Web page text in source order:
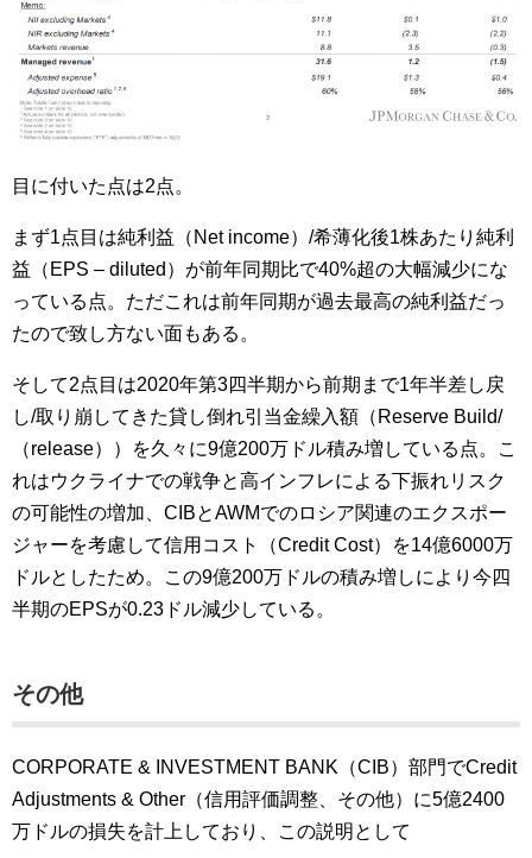
目に付いた点は2点。
まず1点目は純利益（Net income）/希薄化後1株あたり純利
益（EPS – diluted）が前年同期比で40%超の大幅減少にな
っている点。ただこれは前年同期が過去最高の純利益だっ
たので致し方ない面もある。
そして2点目は2020年第3四半期から前期まで1年半差し戻
し/取り崩してきた貸し倒れ引当金繰入額（Reserve Build/
（release））を久々に9億200万ドル積み増している点。こ
れはウクライナでの戦争と高インフレによる下振れリスク
の可能性の増加、CIBとAWMでのロシア関連のエクスポー
ジャーを考慮して信用コスト（Credit Cost）を14億6000万
ドルとしたため。この9億200万ドルの積み増しにより今四
半期のEPSが0.23ドル減少している。
その他
CORPORATE & INVESTMENT BANK（CIB）部門でCredit
Adjustments & Other（信用評価調整、その他）に5億2400
万ドルの損失を計上しており、この説明として